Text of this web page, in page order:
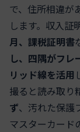
で、住所相違が
します。収入証
月、課税証明書
し、四隅がフレ
リッド線を活用
撮ると読み取り
ず、汚れた保護
マスターカード